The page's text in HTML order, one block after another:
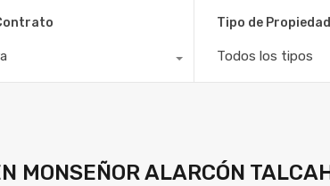
Tipo de Propiedad
Todos los tipos
MONSEÑOR ALARCÓN